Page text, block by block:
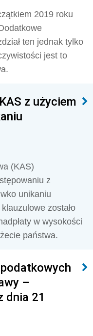
2019 roku
ten jednak tylko
jest to
z użyciem
(KAS)
z
unikaniu
zostało
w wysokości
państwa.
–
dnia 21